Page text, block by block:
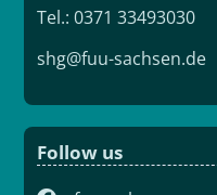
Tel.: 0371 33493030
shg@fuu-sachsen.de
Follow us